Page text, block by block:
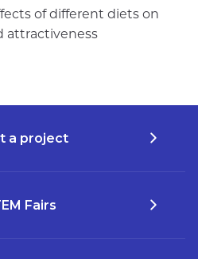
of different diets on
attractiveness
a project
Fairs